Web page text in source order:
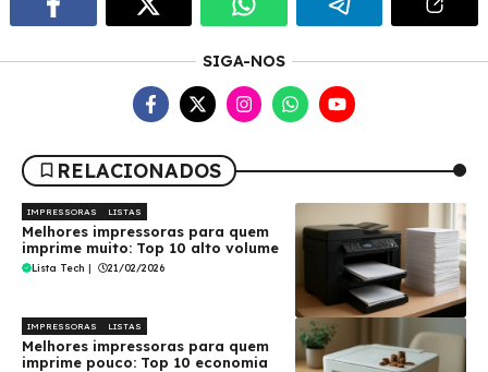
SIGA-NOS
RELACIONADOS
IMPRESSORAS LISTAS
Melhores impressoras para quem
imprime muito: Top 10 alto volume
Lista Tech | 21/02/2026
IMPRESSORAS LISTAS
Melhores impressoras para quem
imprime pouco: Top 10 economia